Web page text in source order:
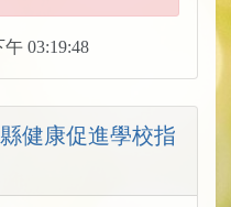
午 03:19:48
健康促進學校指